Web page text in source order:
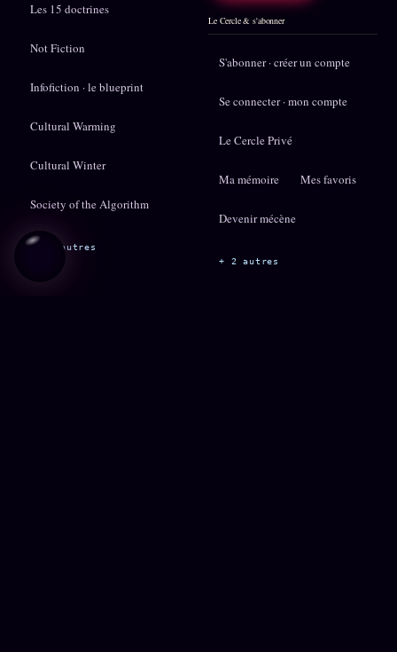
Les 15 doctrines
Not Fiction
Infofiction · le blueprint
Cultural Warming
Cultural Winter
Society of the Algorithm
+ 12 autres
Le Cercle & s'abonner
S'abonner · créer un compte
Se connecter · mon compte
Le Cercle Privé
Ma mémoire Mes favoris
Devenir mécène
+ 2 autres